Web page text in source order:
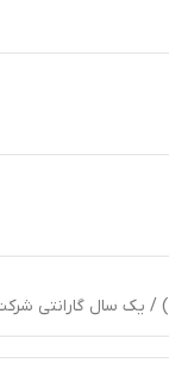
/ یک سال گارانتی